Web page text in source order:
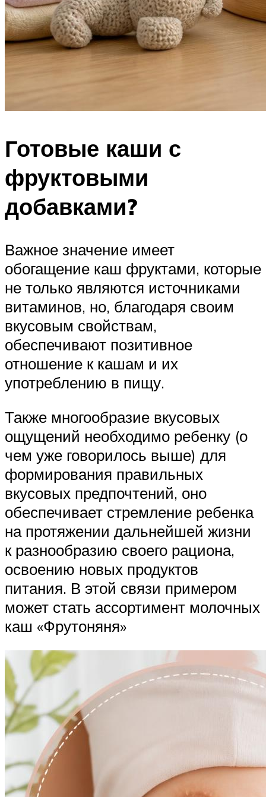
Готовые каши с
фруктовыми
добавками?
Важное значение имеет
обогащение каш фруктами, которые
не только являются источниками
витаминов, но, благодаря своим
вкусовым свойствам,
обеспечивают позитивное
отношение к кашам и их
употреблению в пищу.
Также многообразие вкусовых
ощущений необходимо ребенку (о
чем уже говорилось выше) для
формирования правильных
вкусовых предпочтений, оно
обеспечивает стремление ребенка
на протяжении дальнейшей жизни
к разнообразию своего рациона,
освоению новых продуктов
питания. В этой связи примером
может стать ассортимент молочных
каш «Фрутоняня»